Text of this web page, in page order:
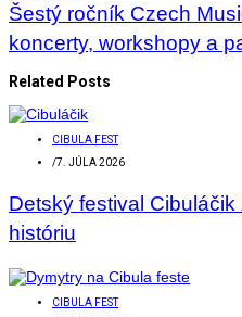
Šestý ročník Czech
koncerty, workshopy a
Related Posts
CIBULA FEST
/7. JÚLA 2026
Detský festival
históriu
CIBULA FEST